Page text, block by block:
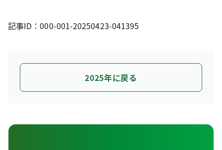
記事ID：000-001-20250423-041395
2025年に戻る